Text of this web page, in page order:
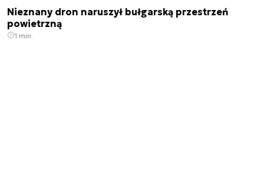
Nieznany dron naruszył bułgarską przestrzeń
powietrzną
1 min.